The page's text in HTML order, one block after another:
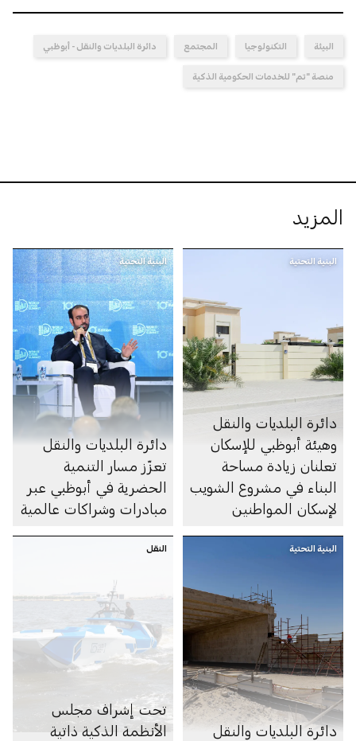
البيئة التكنولوجيا المجتمع دائرة البلديات والنقل - أبوظبي
منصة "تم" للخدمات الحكومية الذكية
المزيد
البنية التحتية
دائرة البلديات والنقل
وهيئة أبوظبي للإسكان
تعلنان زيادة مساحة
البناء في مشروع الشويب
لإسكان المواطنين
البنية التحتية
دائرة البلديات والنقل
تعزّز مسار التنمية
الحضرية في أبوظبي عبر
مبادرات وشراكات عالمية
البنية التحتية
دائرة البلديات والنقل
النقل
تحت إشراف مجلس
الأنظمة الذكية ذاتية